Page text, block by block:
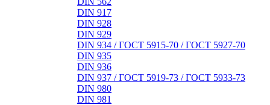
DIN 917
DIN 928
DIN 929
DIN 934 / ГОСТ 5915-70 / ГОСТ 5927-70
DIN 935
DIN 936
DIN 937 / ГОСТ 5919-73 / ГОСТ 5933-73
DIN 980
DIN 981